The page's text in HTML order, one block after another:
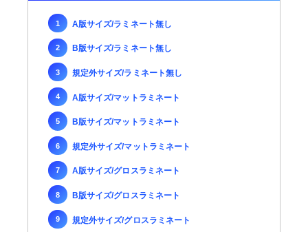
A版サイズ/ラミネート無し
B版サイズ/ラミネート無し
規定外サイズ/ラミネート無し
A版サイズ/マットラミネート
B版サイズ/マットラミネート
規定外サイズ/マットラミネート
A版サイズ/グロスラミネート
B版サイズ/グロスラミネート
規定外サイズ/グロスラミネート